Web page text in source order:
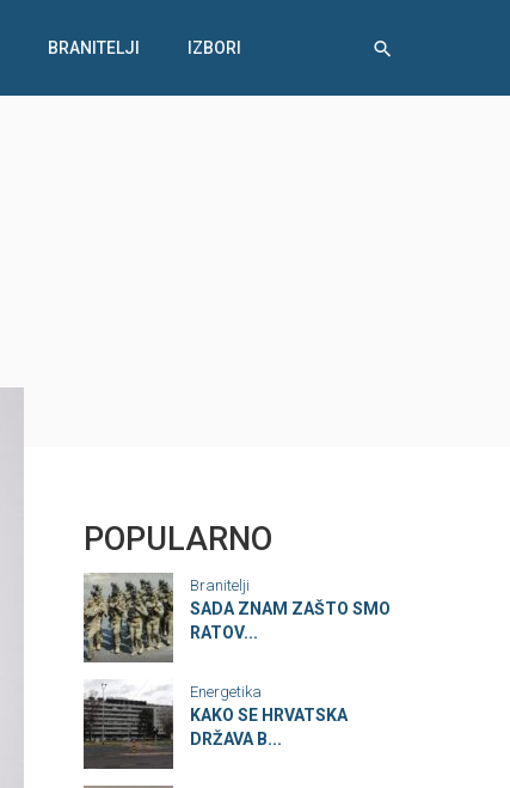
BRANITELJI IZBORI
POPULARNO
Branitelji
SADA ZNAM ZAŠTO SMO
RATOV...
Energetika
KAKO SE HRVATSKA
DRŽAVA B...